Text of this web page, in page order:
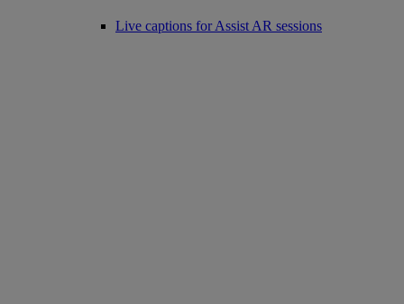
Live captions for Assist AR sessions